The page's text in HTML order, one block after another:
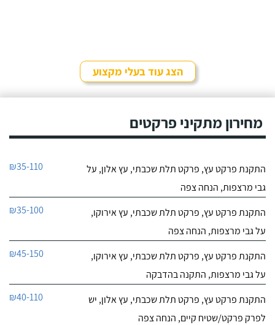
הצג עוד בעלי מקצוע
מחירון מתקיני פרקטים
התקנת פרקט עץ, פרקט תלת שכבתי, עץ אלון, על
גבי מרצפות, הנחה צפה
₪35-110
התקנת פרקט עץ, פרקט תלת שכבתי, עץ אירוקו,
על גבי מרצפות, הנחה צפה
₪35-100
התקנת פרקט עץ, פרקט תלת שכבתי, עץ אירוקו,
על גבי מרצפות, התקנה בהדבקה
₪45-150
התקנת פרקט עץ, פרקט תלת שכבתי, עץ אלון, יש
לפרק פרקט/שטיח קיים, הנחה צפה
₪40-110